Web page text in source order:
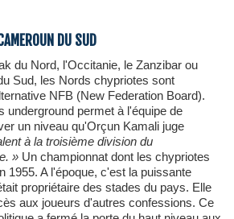
DU SUD
Sud, les Nords chypriotes sont
NFB (New Federation Board).
underground permet à l'équipe de
un niveau qu'Orçun Kamali juge
à la troisième division du
» Un championnat dont les chypriotes
1955. A l'époque, c'est la puissante
propriétaire des stades du pays. Elle
aux joueurs d'autres confessions. Ce